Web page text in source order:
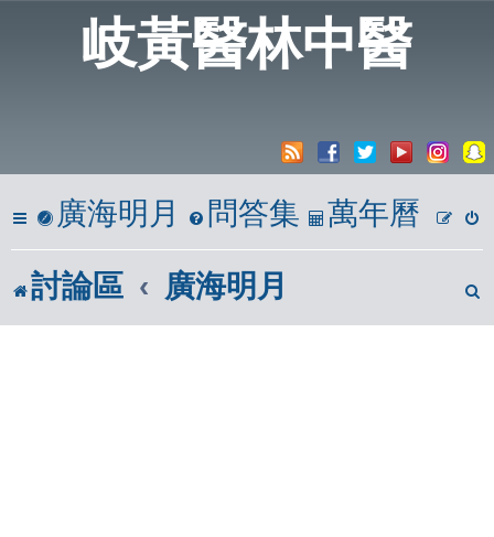
岐黃醫林中醫
廣海明月 問答集 萬年曆
討論區 廣海明月